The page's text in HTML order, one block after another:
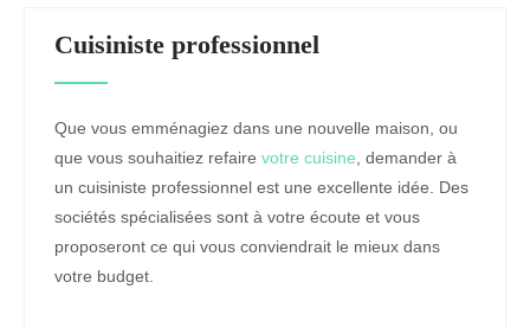
Cuisiniste professionnel
Que vous emménagiez dans une nouvelle maison, ou
que vous souhaitiez refaire votre cuisine , demander à
un cuisiniste professionnel est une excellente idée. Des
sociétés spécialisées sont à votre écoute et vous
proposeront ce qui vous conviendrait le mieux dans
votre budget.